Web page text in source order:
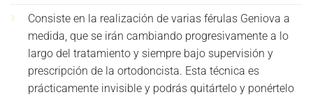
Consiste en la realización de varias férulas Geniova a
medida, que se irán cambiando progresivamente a lo
largo del tratamiento y siempre bajo supervisión y
prescripción de la ortodoncista. Esta técnica es
prácticamente invisible y podrás quitártelo y ponértelo